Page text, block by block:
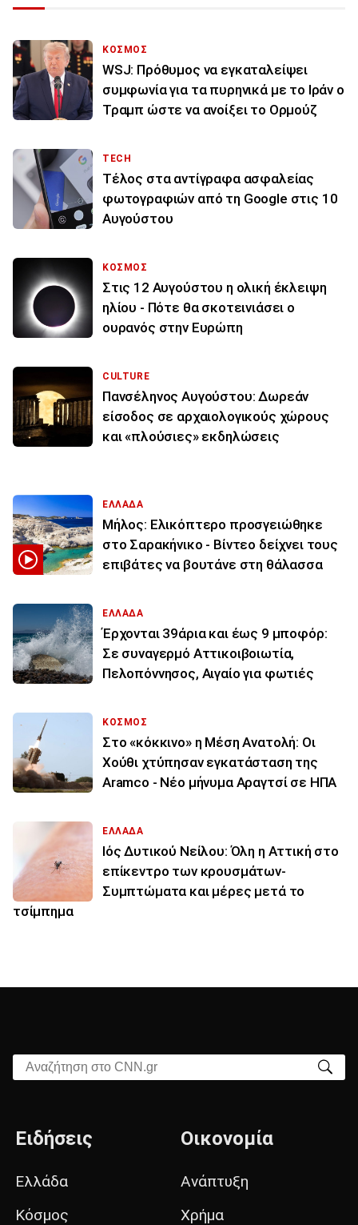
ΚΟΣΜΟΣ
WSJ: Πρόθυμος να εγκαταλείψει
συμφωνία για τα πυρηνικά με το Ιράν ο
Τραμπ ώστε να ανοίξει το Ορμούζ
TECH
Τέλος στα αντίγραφα ασφαλείας
φωτογραφιών από τη Google στις 10
Αυγούστου
ΚΟΣΜΟΣ
Στις 12 Αυγούστου η ολική έκλειψη
ηλίου - Πότε θα σκοτεινιάσει ο
ουρανός στην Ευρώπη
CULTURE
Πανσέληνος Αυγούστου: Δωρεάν
είσοδος σε αρχαιολογικούς χώρους
και «πλούσιες» εκδηλώσεις
ΕΛΛΑΔΑ
Μήλος: Ελικόπτερο προσγειώθηκε
στο Σαρακήνικο - Βίντεο δείχνει τους
επιβάτες να βουτάνε στη θάλασσα
ΕΛΛΑΔΑ
Έρχονται 39άρια και έως 9 μποφόρ:
Σε συναγερμό Αττικοιβοιωτία,
Πελοπόννησος, Αιγαίο για φωτιές
ΚΟΣΜΟΣ
Στο «κόκκινο» η Μέση Ανατολή: Οι
Χούθι χτύπησαν εγκατάσταση της
Aramco - Νέο μήνυμα Αραγτσί σε ΗΠΑ
ΕΛΛΑΔΑ
Ιός Δυτικού Νείλου: Όλη η Αττική στο
επίκεντρο των κρουσμάτων-
Συμπτώματα και μέρες μετά το
τσίμπημα
Αναζήτηση στο CNN.gr
Ειδήσεις
Ελλάδα
Κόσμος
Οικονομία
Ανάπτυξη
Χρήμα